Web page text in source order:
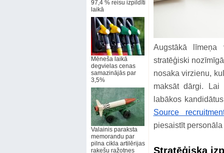
97,4 % reisu izpildīti
laikā
Mēneša laikā
degvielas cenas
samazinājās par
3,5%
Valainis paraksta
memorandu par
pilna cikla artilērijas
raķešu ražotnes
Augstākā
stratēģiski
nosaka virzienu,
maksāt dārgi. Lai
labākos
Source
piesaistīt
Stratēģiska